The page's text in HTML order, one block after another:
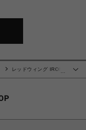
レッドウィング IRON